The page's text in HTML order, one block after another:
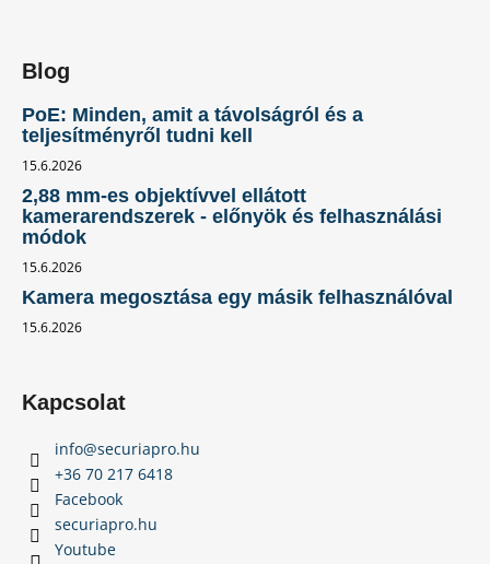
Blog
PoE: Minden, amit a távolságról és a
teljesítményről tudni kell
15.6.2026
2,88 mm-es objektívvel ellátott
kamerarendszerek - előnyök és felhasználási
módok
15.6.2026
Kamera megosztása egy másik felhasználóval
15.6.2026
Kapcsolat
info@securiapro.hu
+36 70 217 6418
Facebook
securiapro.hu
Youtube